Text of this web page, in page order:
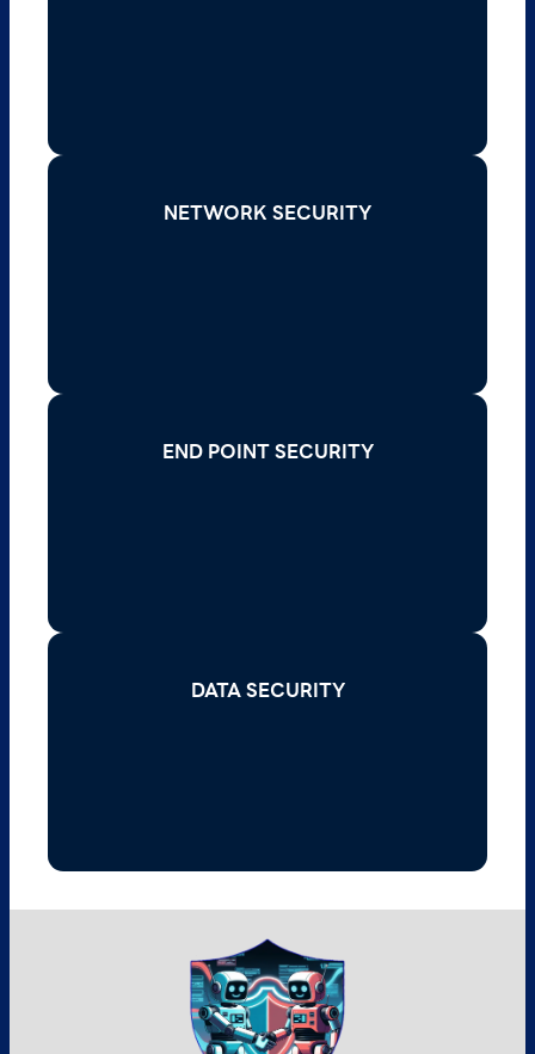
NETWORK SECURITY
NETWORK SECURITY
END POINT SECURITY
END POINT SECURITY
DATA SECURITY
DATA SECURITY